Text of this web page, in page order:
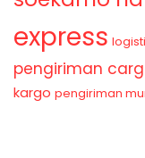
express
pengiriman
kargo pengiriman